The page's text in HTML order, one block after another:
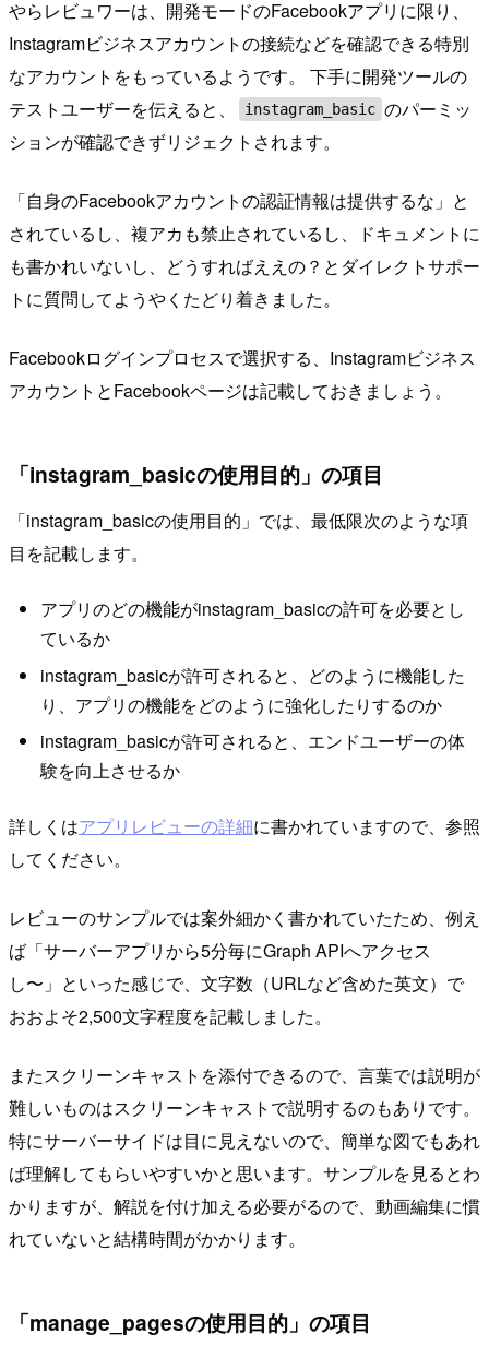
やらレビュワーは、開発モードのFacebookアプリに限り、
Instagramビジネスアカウントの接続などを確認できる特別
なアカウントをもっているようです。 下手に開発ツールの
テストユーザーを伝えると、
instagram_basic のパーミッ
ションが確認できずリジェクトされます。
「自身のFacebookアカウントの認証情報は提供するな」と
されているし、複アカも禁止されているし、ドキュメントに
も書かれいないし、どうすればええの？とダイレクトサポー
トに質問してようやくたどり着きました。
Facebookログインプロセスで選択する、Instagramビジネス
アカウントとFacebookページは記載しておきましょう。
「instagram_basicの使用目的」の項目
「instagram_basicの使用目的」では、最低限次のような項
目を記載します。
アプリのどの機能がinstagram_basicの許可を必要とし
ているか
instagram_basicが許可されると、どのように機能した
り、アプリの機能をどのように強化したりするのか
instagram_basicが許可されると、エンドユーザーの体
験を向上させるか
詳しくはアプリレビューの詳細に書かれていますので、参照
してください。
レビューのサンプルでは案外細かく書かれていたため、例え
ば「サーバーアプリから5分毎にGraph APIへアクセス
し〜」といった感じで、文字数（URLなど含めた英文）で
おおよそ2,500文字程度を記載しました。
またスクリーンキャストを添付できるので、言葉では説明が
難しいものはスクリーンキャストで説明するのもありです。
特にサーバーサイドは目に見えないので、簡単な図でもあれ
ば理解してもらいやすいかと思います。サンプルを見るとわ
かりますが、解説を付け加える必要がるので、動画編集に慣
れていないと結構時間がかかります。
「manage_pagesの使用目的」の項目